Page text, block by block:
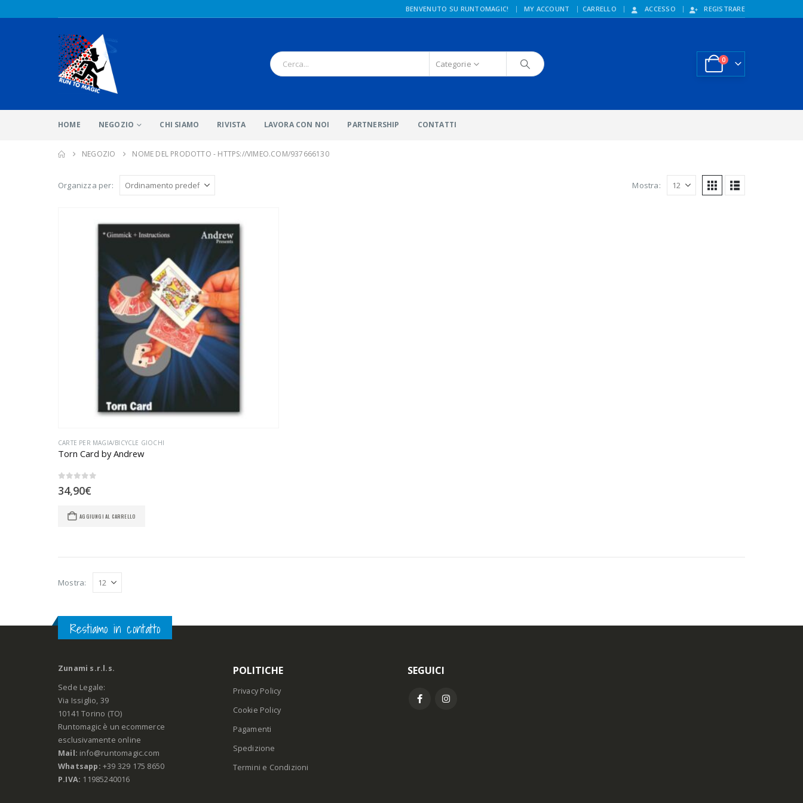
BENVENUTO SU RUNTOMAGIC! | MY ACCOUNT CARRELLO ACCESSO REGISTRARE
Categorie 0
HOME NEGOZIO CHI SIAMO RIVISTA LAVORA CON NOI PARTNERSHIP CONTATTI
NEGOZIO NOME DEL PRODOTTO - HTTPS://VIMEO.COM/937666130
Organizza per: Mostra:
CARTE PER MAGIA/BICYCLE GIOCHI
Torn Card by Andrew
34,90€
AGGIUNGI AL CARRELLO
Mostra:
Restiamo in contatto
Zunami s.r.l.s.
Sede Legale:
Via Issiglio, 39
10141 Torino (TO)
Runtomagic è un ecommerce
esclusivamente online
Mail: info@runtomagic.com
Whatsapp: +39 329 175 8650
P.IVA: 11985240016
POLITICHE
Privacy Policy
Cookie Policy
Pagamenti
Spedizione
Termini e Condizioni
SEGUICI